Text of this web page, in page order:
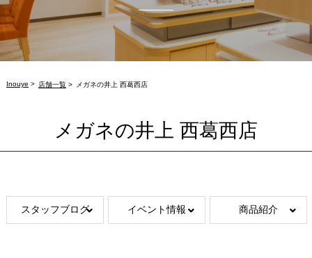
Inouye 店舗一覧 メガネの井上 西葛西店
メガネの井上 西葛西店
スタッフブログ イベント情報 商品紹介